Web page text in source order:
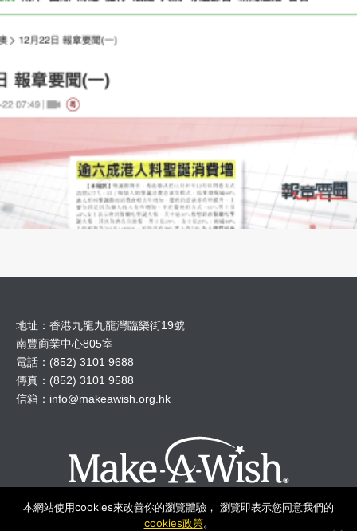
地址：香港九龍九龍灣臨樂街19號
南豐商業中心805室
電話：(852) 3101 9688
傳真：(852) 3101 9588
信箱： info@makeawish.org.hk
本網站使用cookies來改善你的瀏覽體驗， 瀏覽即表示您同意我們的
cookies政策。